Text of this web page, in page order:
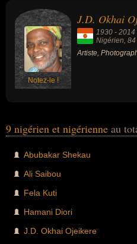
Notez-le !
J.D. Okhai
1930 - 2014
Nigérien,
Artiste,
9 nigérien et nigérienne au
Abubakar Shekau
Ali Saibou
Fela Kuti
Hamani Diori
J.D. Okhai Ojeikere